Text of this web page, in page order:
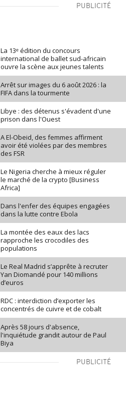
PUBLICITÉ
La 13ᵉ édition du concours
international de ballet sud-africain
ouvre la scène aux jeunes talents
Arrêt sur images du 6 août 2026 : la
FIFA dans la tourmente
Libye : des détenus s'évadent d'une
prison dans l'Ouest
A El-Obeid, des femmes affirment
avoir été violées par des membres
des FSR
Le Nigeria cherche à mieux réguler
le marché de la crypto [Business
Africa]
Dans l'enfer des équipes engagées
dans la lutte contre Ebola
La montée des eaux des lacs
rapproche les crocodiles des
populations
Le Real Madrid s’apprête à recruter
Yan Diomandé pour 140 millions
d’euros
RDC : interdiction d’exporter les
concentrés de cuivre et de cobalt
Après 58 jours d'absence,
l'inquiétude grandit autour de Paul
Biya
PUBLICITÉ